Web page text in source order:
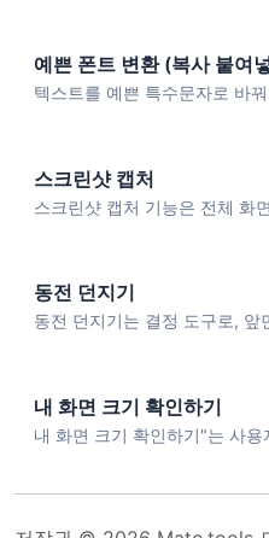
예쁜 폰트 변환 (복사 붙여
텍스트를 예쁜 특수문자로 바
스크린샷 캡처
스크린샷 캡처 기능은 전체 화
동전 던지기
동전 던지기는 결정 도구로, 앞
내 화면 크기 확인하기
내 화면 크기 확인하기"는 사용